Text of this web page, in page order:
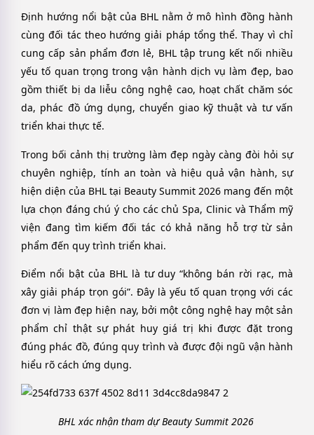
Định hướng nổi bật của BHL nằm ở mô hình đồng hành
cùng đối tác theo hướng giải pháp tổng thể. Thay vì chỉ
cung cấp sản phẩm đơn lẻ, BHL tập trung kết nối nhiều
yếu tố quan trọng trong vận hành dịch vụ làm đẹp, bao
gồm thiết bị da liễu công nghệ cao, hoạt chất chăm sóc
da, phác đồ ứng dụng, chuyển giao kỹ thuật và tư vấn
triển khai thực tế.
Trong bối cảnh thị trường làm đẹp ngày càng đòi hỏi sự
chuyên nghiệp, tính an toàn và hiệu quả vận hành, sự
hiện diện của BHL tại Beauty Summit 2026 mang đến một
lựa chọn đáng chú ý cho các chủ Spa, Clinic và Thẩm mỹ
viện đang tìm kiếm đối tác có khả năng hỗ trợ từ sản
phẩm đến quy trình triển khai.
Điểm nổi bật của BHL là tư duy “không bán rời rạc, mà
xây giải pháp trọn gói”. Đây là yếu tố quan trọng với các
đơn vị làm đẹp hiện nay, bởi một công nghệ hay một sản
phẩm chỉ thật sự phát huy giá trị khi được đặt trong
đúng phác đồ, đúng quy trình và được đội ngũ vận hành
hiểu rõ cách ứng dụng.
BHL xác nhận tham dự Beauty Summit 2026